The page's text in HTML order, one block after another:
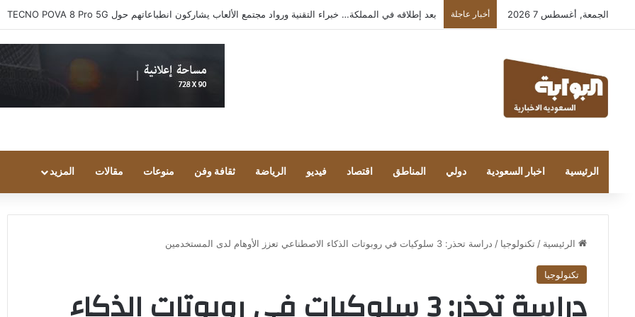
الجمعة, أغسطس 7 2026 أخبار عاجلة بعد إطلاقه في المملكة… خبراء التقنية ورواد مجتمع الألعاب يشاركون انطباعاتهم حول TECNO POVA 8 Pro 5G
الرئيسية اخبار السعودية دولي المناطق اقتصاد فيديو الرياضة ثقافة وفن منوعات مقالات المزيد
الرئيسية / تكنولوجيا / دراسة تحذر: 3 سلوكيات في روبوتات الذكاء الاصطناعي تعزز الأوهام لدى المستخدمين
تكنولوجيا